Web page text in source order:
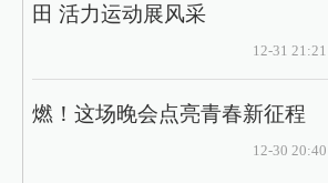
田 活力运动展风采
12-31 21:21
燃！这场晚会点亮青春新征程
12-30 20:40